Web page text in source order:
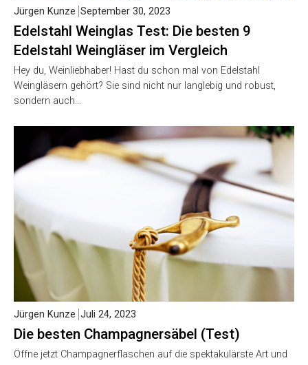
Edelstahl Weinglas Test: Die besten 9
Edelstahl Weingläser im Vergleich
Jürgen Kunze September 30, 2023
Hey du, Weinliebhaber! Hast du schon mal von Edelstahl
Weingläsern gehört? Sie sind nicht nur langlebig und robust,
sondern auch…
Die besten Champagnersäbel (Test)
Jürgen Kunze Juli 24, 2023
Öffne jetzt Champagnerflaschen auf die spektakulärste Art und